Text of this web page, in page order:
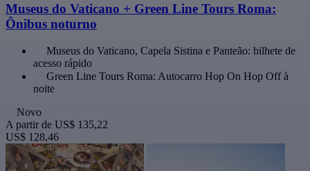
Museus do Vaticano + Green Line Tours Roma:
Ônibus noturno
Museus do Vaticano, Capela Sistina e Panteão: bilhete de
acesso rápido
Green Line Tours Roma: Autocarro Hop On Hop Off à
noite
Novo
A partir de US$ 135,22
US$ 128,46